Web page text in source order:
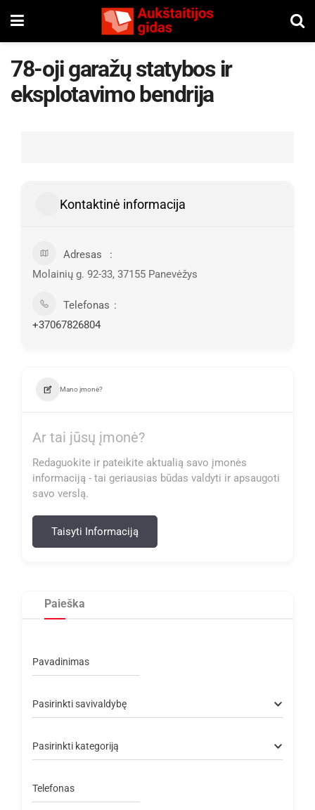
78-oji garažų statybos ir
eksplotavimo bendrija
Kontaktinė informacija
Adresas
Molainių g. 92-33, 37155 Panevėžys
Telefonas
+37067826804
Mano įmonė?
Ar tai jūsų įmonė?
Redaguokite ir pateikite aktualią savo įmonės
informaciją - tai geriausias būdas valdyti ir apsaugoti
savo verslą.
Taisyti Informaciją
Paieška
Pavadinimas
Pasirinkti savivaldybę
Pasirinkti kategoriją
Telefonas